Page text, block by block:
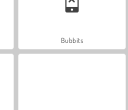
Bubbits